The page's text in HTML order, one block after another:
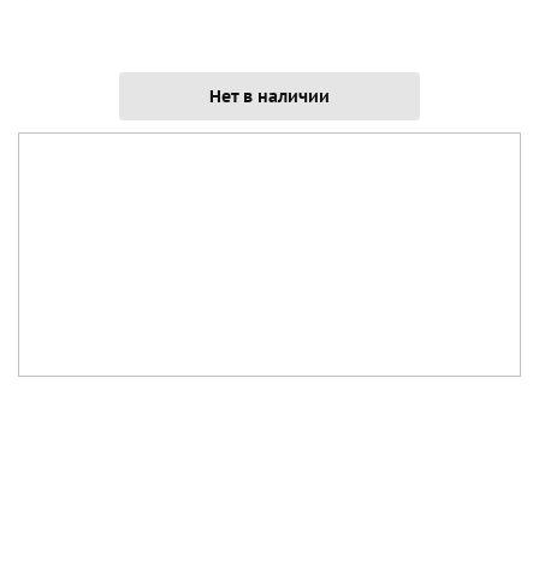
Нет в наличии